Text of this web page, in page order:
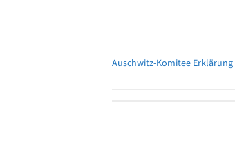
Auschwitz-Komitee